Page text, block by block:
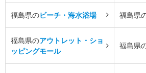
福島県のビーチ・海水浴場 福島県
福島県のアウトレット・ショ
ッピングモール
福島県